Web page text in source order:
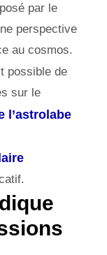
par le
perspective
au cosmos.
possible de
sur le
l’astrolabe